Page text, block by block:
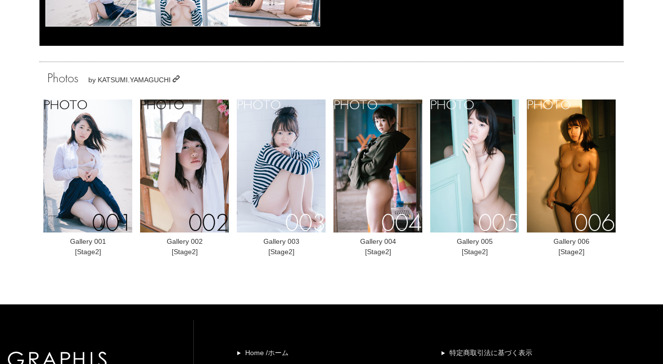
Photos by KATSUMI.YAMAGUCHI
Gallery 001
[Stage2]
Gallery 002
[Stage2]
Gallery 003
[Stage2]
Gallery 004
[Stage2]
Gallery 005
[Stage2]
Gallery 006
[Stage2]
Home /ホーム 特定商取引法に基づく表示